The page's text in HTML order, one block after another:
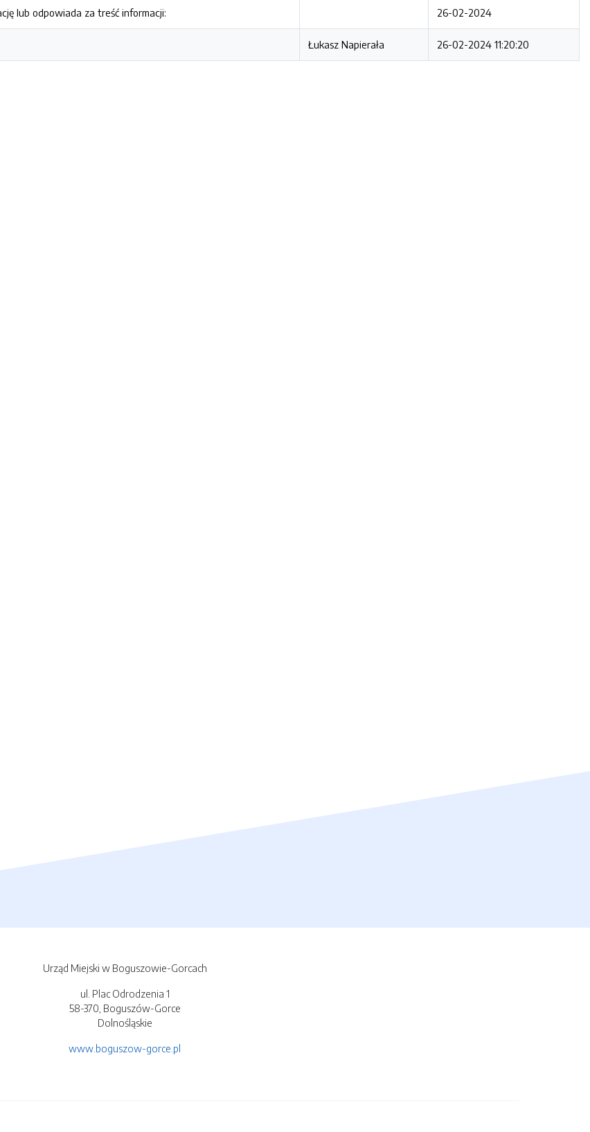
lub odpowiada za treść informacji: 26-02-2024
Łukasz Napierała 26-02-2024 11:20:20
Urząd Miejski w Boguszowie-Gorcach
ul. Plac Odrodzenia 1
58-370, Boguszów-Gorce
Dolnośląskie
www.boguszow-gorce.pl